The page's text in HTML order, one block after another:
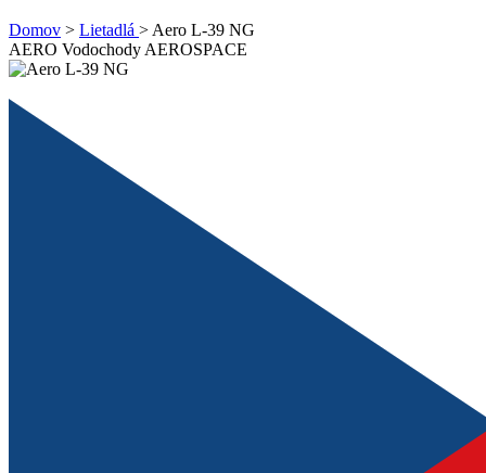
Domov > Lietadlá > Aero L-39 NG
AERO Vodochody AEROSPACE